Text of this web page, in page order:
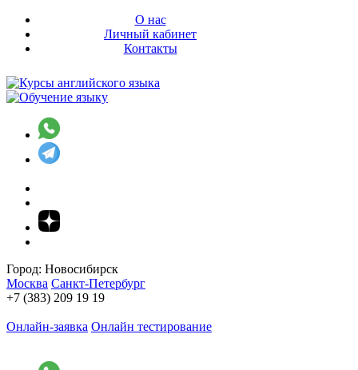
О нас
Личный кабинет
Контакты
Город: Новосибирск
Москва Санкт-Петербург
+7 (383) 209 19 19
Онлайн-заявка Онлайн тестирование